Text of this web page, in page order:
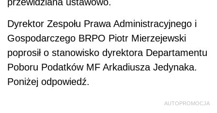
przewidziana ustawowo.
Dyrektor Zespołu Prawa Administracyjnego i
Gospodarczego BRPO Piotr Mierzejewski
poprosił o stanowisko dyrektora Departamentu
Poboru Podatków MF Arkadiusza Jedynaka.
Poniżej odpowiedź.
AUTOPROMOCJA